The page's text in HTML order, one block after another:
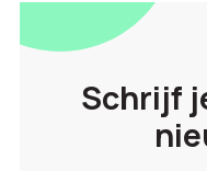
Schrijf